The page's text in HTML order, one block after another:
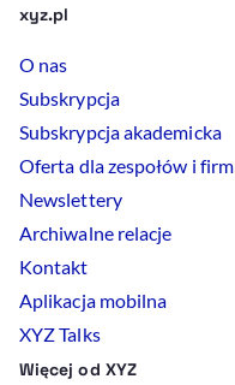
xyz.pl
O nas
Subskrypcja
Subskrypcja akademicka
Oferta dla zespołów i firm
Newslettery
Archiwalne relacje
Kontakt
Aplikacja mobilna
XYZ Talks
Więcej od XYZ